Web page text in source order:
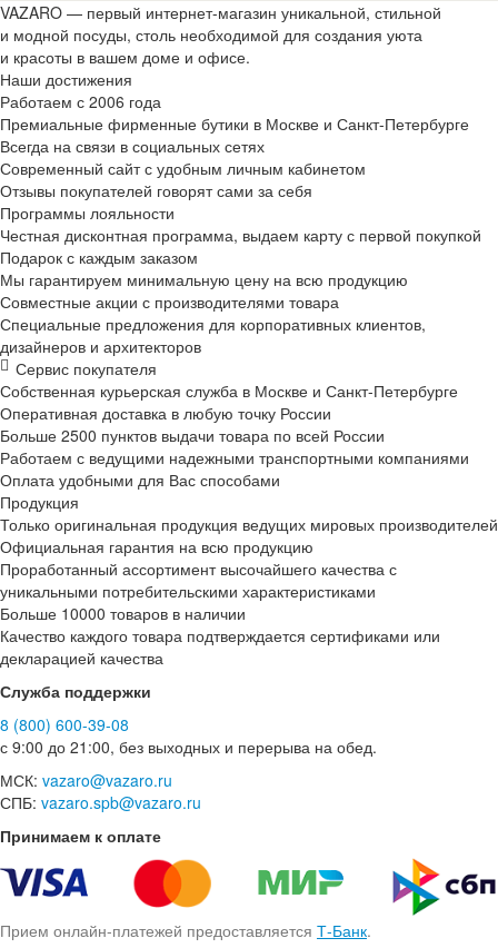
VAZARO — первый интернет-магазин уникальной, стильной
и модной посуды, столь необходимой для создания уюта
и красоты в вашем доме и офисе.
Наши достижения
Работаем с 2006 года
Премиальные фирменные бутики в Москве и Санкт-Петербурге
Всегда на связи в социальных сетях
Современный сайт с удобным личным кабинетом
Отзывы покупателей говорят сами за себя
Программы лояльности
Честная дисконтная программа, выдаем карту с первой покупкой
Подарок с каждым заказом
Мы гарантируем минимальную цену на всю продукцию
Совместные акции с производителями товара
Специальные предложения для корпоративных клиентов,
дизайнеров и архитекторов
Сервис покупателя
Собственная курьерская служба в Москве и Санкт-Петербурге
Оперативная доставка в любую точку России
Больше 2500 пунктов выдачи товара по всей России
Работаем с ведущими надежными транспортными компаниями
Оплата удобными для Вас способами
Продукция
Только оригинальная продукция ведущих мировых производителей
Официальная гарантия на всю продукцию
Проработанный ассортимент высочайшего качества с
уникальными потребительскими характеристиками
Больше 10000 товаров в наличии
Качество каждого товара подтверждается сертификами или
декларацией качества
Служба поддержки
8 (800) 600-39-08
с 9:00 до 21:00, без выходных и перерыва на обед.
МСК: vazaro@vazaro.ru
СПБ: vazaro.spb@vazaro.ru
Принимаем к оплате
Прием онлайн-платежей предоставляется Т-Банк.